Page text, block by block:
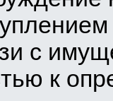
с
к